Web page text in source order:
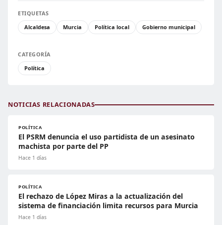
ETIQUETAS
Alcaldesa
Murcia Política local Gobierno municipal
CATEGORÍA
Política
NOTICIAS RELACIONADAS
POLÍTICA
El PSRM denuncia el uso partidista de un asesinato
machista por parte del PP
Hace 1 días
POLÍTICA
El rechazo de López Miras a la actualización del
sistema de financiación limita recursos para Murcia
Hace 1 días